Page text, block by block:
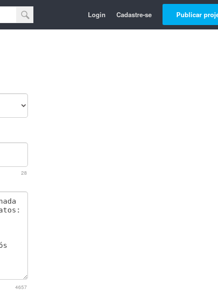
Login Cadastre-se Publicar
28
4657